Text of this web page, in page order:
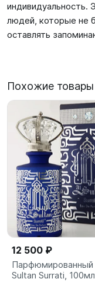
индивидуальность.
людей, которые не
оставлять
Похожие товары
12 500 ₽
Парфюмированный
Sultan Surrati, 100мл